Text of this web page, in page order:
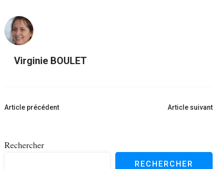
Virginie BOULET
Navigation
Article précédent Article suivant
Rechercher
RECHERCHER